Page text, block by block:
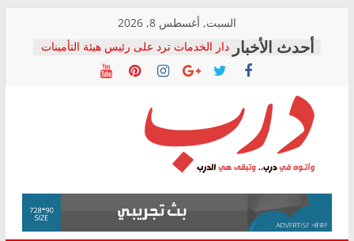
content
السبت, أغسطس 8, 2026
دار الخدمات ترد على رئيس هيئة التأمينات
بعد مؤتمره الصحفي: إنكار الأزمة لا ينهي
معاناة أصحاب المعاشات.. ونطالب بكشف
فرحات سليمان يكتب: القطاع الصحي إلى
أين؟
حزب التحالف الشعبي يطلق لجنة “الحق
في الصحة” بالإسكندرية لرصد الانتهاكات
ودعم المرضى
الوزاري لمدينة الصحفيين.. وانتهاء أعمال
إنشاء المبنى الإداري
المجلس القومي لحقوق الإنسان يعلن
درب
وأتوه
درب..